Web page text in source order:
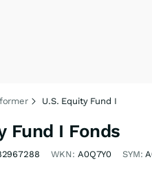
U.S. Equity Fund I
Fund I Fonds
WKN: A0Q7Y0 SYM: